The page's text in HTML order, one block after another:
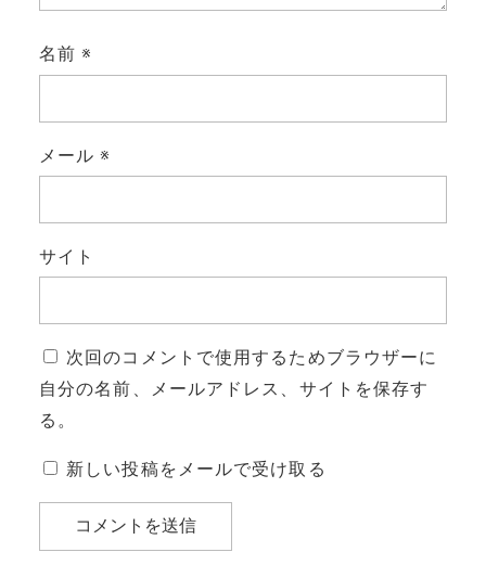
名前※
メール※
サイト
次回のコメントで使用するためブラウザーに
自分の名前、メールアドレス、サイトを保存す
る。
新しい投稿をメールで受け取る